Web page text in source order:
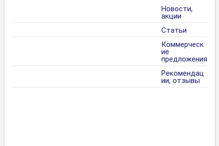
Новости,
акции
Статьи
Коммерческ
ие
предложения
Рекомендац
ии, отзывы